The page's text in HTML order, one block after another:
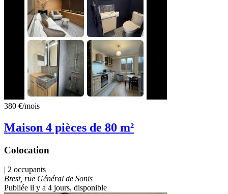
380 €/mois
Maison 4 pièces de 80 m²
Colocation
| 2 occupants
Brest, rue Général de Sonis
Publiée il y a 4 jours, disponible